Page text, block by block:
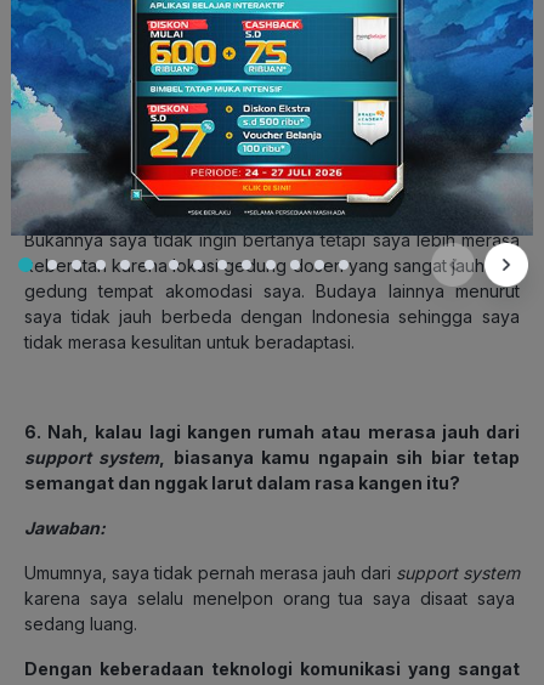
dengan kurikulum SMA yang berjalan sangat santai, sangat
kaget saat diberikan kurikulum perkuliahan yang berjalan
sangat cepat tersebut.
Dosen di perkuliahan tidak akan menunggu kita untuk paham,
melainkan mereka berharap agar kita dapat bertanya apabila
terdapat beberapa hal yang membingungkan. Budaya
perkuliahan inilah yang menurut saya cukup berat.
Bukannya saya tidak ingin bertanya tetapi saya lebih merasa
keberatan karena lokasi gedung dosen yang sangat jauh dari
gedung tempat akomodasi saya. Budaya lainnya menurut
saya tidak jauh berbeda dengan Indonesia sehingga saya
tidak merasa kesulitan untuk beradaptasi.
6. Nah, kalau lagi kangen rumah atau merasa jauh dari
support system, biasanya kamu ngapain sih biar tetap
semangat dan nggak larut dalam rasa kangen itu?
Jawaban:
Umumnya, saya tidak pernah merasa jauh dari support system
karena saya selalu menelpon orang tua saya disaat saya
sedang luang.
Dengan keberadaan teknologi komunikasi yang sangat